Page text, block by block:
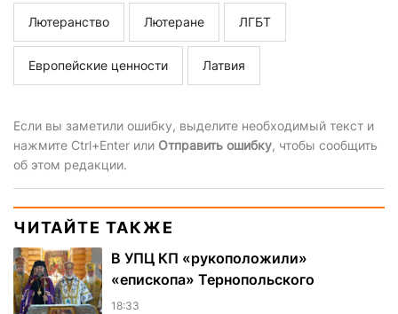
Лютеранство Лютеране ЛГБТ
Европейские ценности Латвия
Если вы заметили ошибку, выделите необходимый текст и
нажмите Ctrl+Enter или Отправить ошибку, чтобы сообщить
об этом редакции.
ЧИТАЙТЕ ТАКЖЕ
В УПЦ КП «рукоположили»
«епископа» Тернопольского
18:33